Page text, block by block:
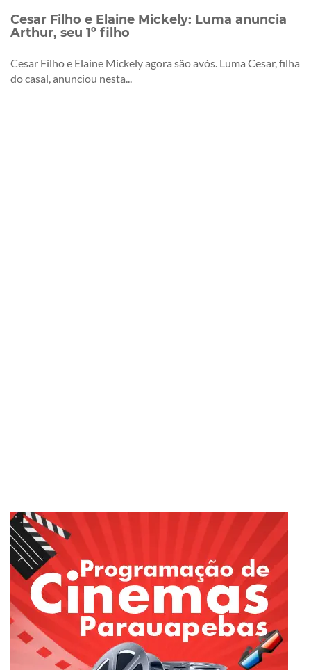
Cesar Filho e Elaine Mickely: Luma anuncia
Arthur, seu 1º filho
Cesar Filho e Elaine Mickely agora são avós. Luma Cesar, filha
do casal, anunciou nesta...